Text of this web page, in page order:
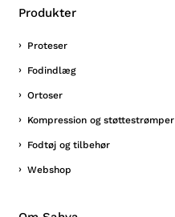
Produkter
Proteser
Fodindlæg
Ortoser
Kompression og støttestrømper
Fodtøj og tilbehør
Webshop